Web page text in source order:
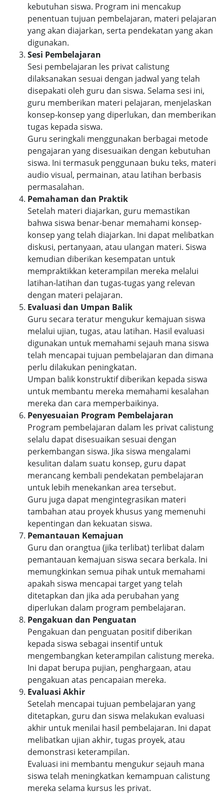
kebutuhan siswa. Program ini mencakup
penentuan tujuan pembelajaran, materi pelajaran
yang akan diajarkan, serta pendekatan yang akan
digunakan.
Sesi Pembelajaran
Sesi pembelajaran les privat calistung
dilaksanakan sesuai dengan jadwal yang telah
disepakati oleh guru dan siswa. Selama sesi ini,
guru memberikan materi pelajaran, menjelaskan
konsep-konsep yang diperlukan, dan memberikan
tugas kepada siswa.
Guru seringkali menggunakan berbagai metode
pengajaran yang disesuaikan dengan kebutuhan
siswa. Ini termasuk penggunaan buku teks, materi
audio visual, permainan, atau latihan berbasis
permasalahan.
Pemahaman dan Praktik
Setelah materi diajarkan, guru memastikan
bahwa siswa benar-benar memahami konsep-
konsep yang telah diajarkan. Ini dapat melibatkan
diskusi, pertanyaan, atau ulangan materi. Siswa
kemudian diberikan kesempatan untuk
mempraktikkan keterampilan mereka melalui
latihan-latihan dan tugas-tugas yang relevan
dengan materi pelajaran.
Evaluasi dan Umpan Balik
Guru secara teratur mengukur kemajuan siswa
melalui ujian, tugas, atau latihan. Hasil evaluasi
digunakan untuk memahami sejauh mana siswa
telah mencapai tujuan pembelajaran dan dimana
perlu dilakukan peningkatan.
Umpan balik konstruktif diberikan kepada siswa
untuk membantu mereka memahami kesalahan
mereka dan cara memperbaikinya.
Penyesuaian Program Pembelajaran
Program pembelajaran dalam les privat calistung
selalu dapat disesuaikan sesuai dengan
perkembangan siswa. Jika siswa mengalami
kesulitan dalam suatu konsep, guru dapat
merancang kembali pendekatan pembelajaran
untuk lebih menekankan area tersebut.
Guru juga dapat mengintegrasikan materi
tambahan atau proyek khusus yang memenuhi
kepentingan dan kekuatan siswa.
Pemantauan Kemajuan
Guru dan orangtua (jika terlibat) terlibat dalam
pemantauan kemajuan siswa secara berkala. Ini
memungkinkan semua pihak untuk memahami
apakah siswa mencapai target yang telah
ditetapkan dan jika ada perubahan yang
diperlukan dalam program pembelajaran.
Pengakuan dan Penguatan
Pengakuan dan penguatan positif diberikan
kepada siswa sebagai insentif untuk
mengembangkan keterampilan calistung mereka.
Ini dapat berupa pujian, penghargaan, atau
pengakuan atas pencapaian mereka.
Evaluasi Akhir
Setelah mencapai tujuan pembelajaran yang
ditetapkan, guru dan siswa melakukan evaluasi
akhir untuk menilai hasil pembelajaran. Ini dapat
melibatkan ujian akhir, tugas proyek, atau
demonstrasi keterampilan.
Evaluasi ini membantu mengukur sejauh mana
siswa telah meningkatkan kemampuan calistung
mereka selama kursus les privat.